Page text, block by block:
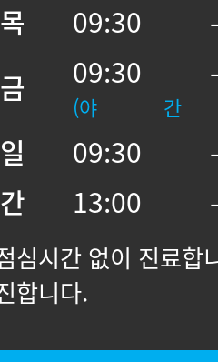
09:30
09:30
(야 간
09:30
13:00
심시간 없이 진료합
합니다.